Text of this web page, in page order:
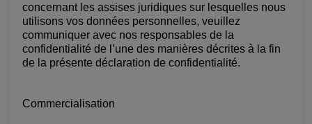
concernant les assises juridiques sur lesquelles nous
utilisons vos données personnelles, veuillez
communiquer avec nos responsables de la
confidentialité de l’une des manières décrites à la fin
de la présente déclaration de confidentialité.
Commercialisation